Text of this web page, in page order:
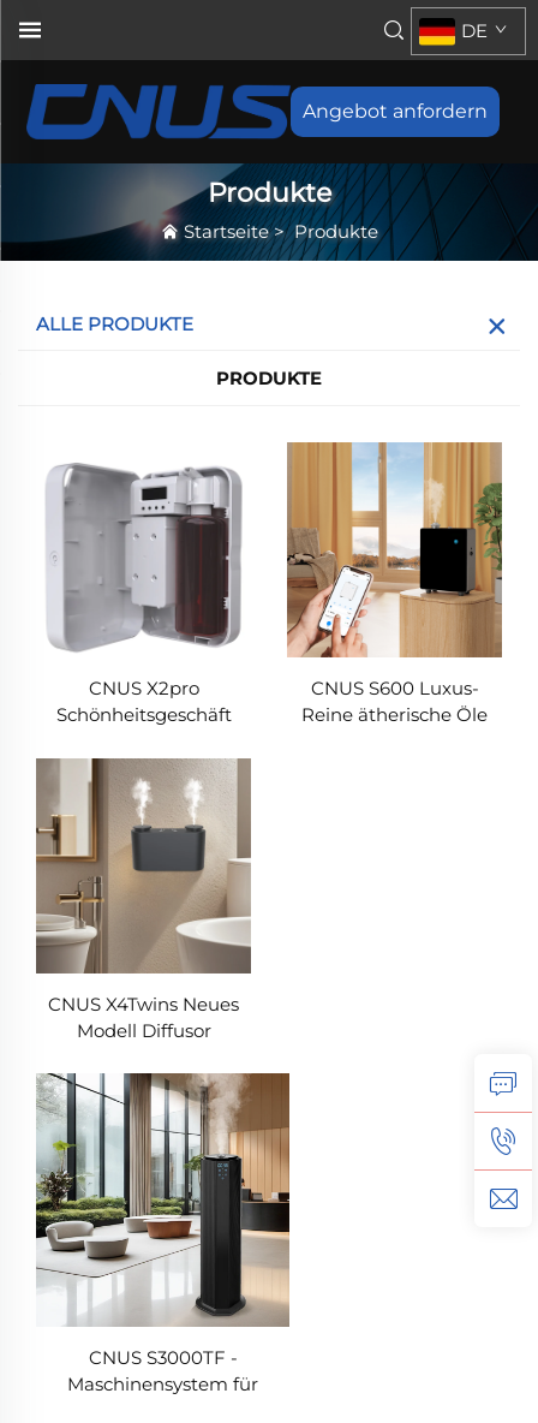
Angebot anfordern
DE
Produkte
Startseite>Produkte
ALLE PRODUKTE
PRODUKTE
CNUS X2pro
Schönheitsgeschäft
kommerzielle Aroma
Diffuser Duft
ätherisches Öl Hotel
Duftmaschine
CNUS S600 Luxus-
Reine ätherische Öle
CNUS X4Twins Neues
Modell Diffusor
Großhandel
Lufterfrischer für Büro
CNUS S3000TF -
Maschinensystem für